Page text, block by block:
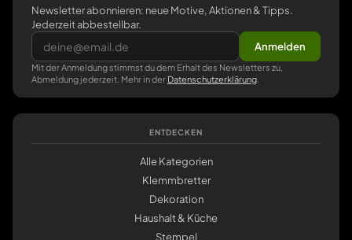
Newsletter abonnieren: neue Motive, Aktionen & Tipps.
Jederzeit abbestellbar.
Anmelden
Mit der Anmeldung stimmst du dem Erhalt des Newsletters zu,
Abmeldung jederzeit. Mehr in der Datenschutzerklärung
ENTDECKEN
Alle Kategorien
Klemmbretter
Dekoration
Haushalt & Küche
Stempel